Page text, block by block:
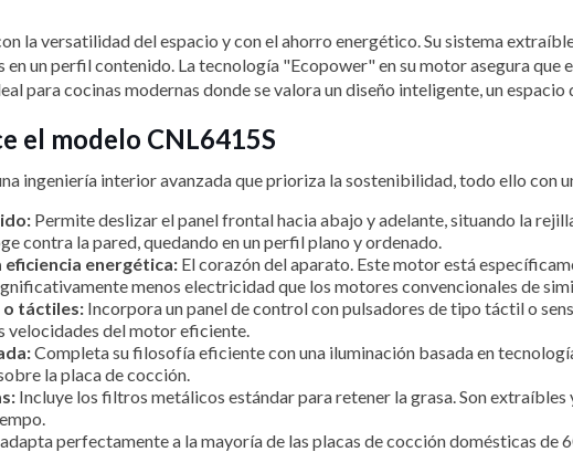
la versatilidad del espacio y con el ahorro energético. Su sistema
un perfil contenido. La tecnología "Ecopower" en su motor asegura que
para cocinas modernas donde se valora un diseño inteligente, un
el modelo CNL6415S
ingeniería interior avanzada que prioriza la sostenibilidad, todo ello con
Permite deslizar el panel frontal hacia abajo y adelante, situando la
contra la pared, quedando en un perfil plano y ordenado.
energética: El corazón del aparato. Este motor está
menos electricidad que los motores convencionales de
táctiles: Incorpora un panel de control con pulsadores de tipo táctil o
del motor eficiente.
Completa su filosofía eficiente con una iluminación basada en
la placa de cocción.
Incluye los filtros metálicos estándar para retener la grasa. Son
adapta perfectamente a la mayoría de las placas de cocción domésticas